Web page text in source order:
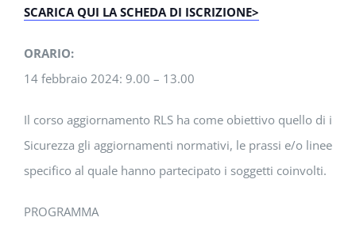
SCARICA QUI LA SCHEDA DI ISCRIZIONE>
ORARIO:
14 febbraio 2024: 9.00 – 13.00
Il corso aggiornamento RLS ha come obiettivo quello di
Sicurezza gli aggiornamenti normativi, le prassi e/o linee
specifico al quale hanno partecipato i soggetti coinvolti.
PROGRAMMA